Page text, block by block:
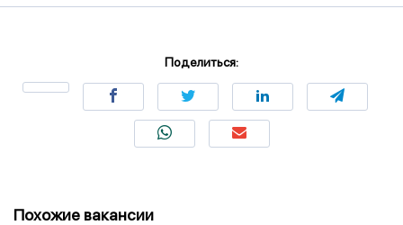
Поделиться:
Похожие вакансии